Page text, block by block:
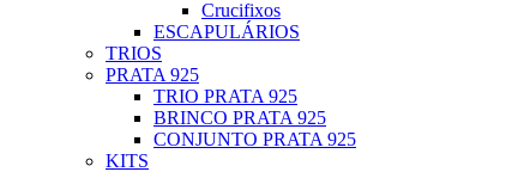
Crucifixos
ESCAPULÁRIOS
TRIOS
PRATA 925
TRIO PRATA 925
BRINCO PRATA 925
CONJUNTO PRATA 925
KITS